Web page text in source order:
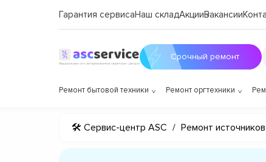
Гарантия сервисаНаш складАкцииВакансии
Срочный ремонт
Ремонт бытовой техники Ремонт оргтехники
🛠 Сервис-центр ASC / Ремонт